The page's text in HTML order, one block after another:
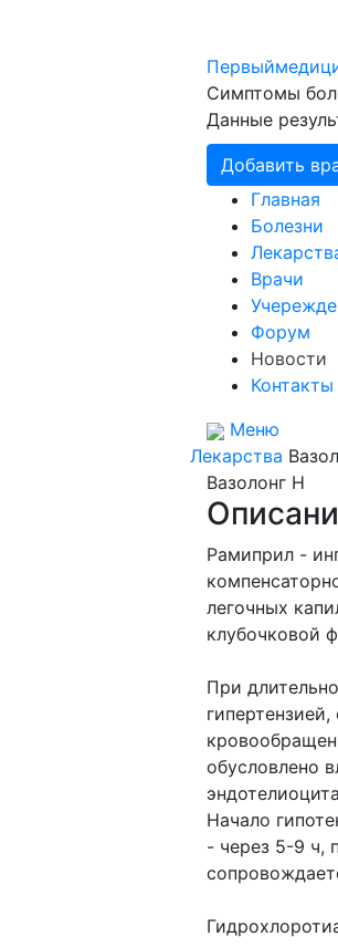
Первый
Симптомы
Данные
Добавить
Главная
Болезни
Врачи
Форум
Новости
Контакты
Меню
Лекарства
Вазолонг Н
Рамиприл -
легочных
клубочковой
При
обусловлено
Начало
- через 5-9 ч,